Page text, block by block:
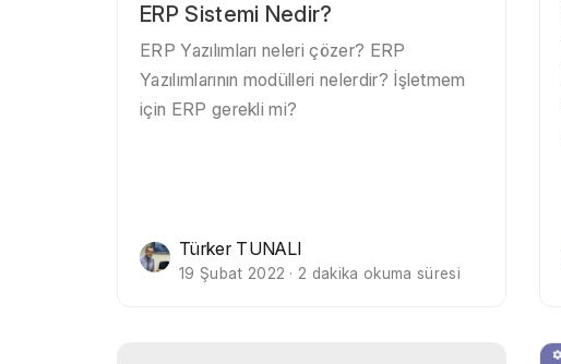
ERP Sistemi Nedir?
ERP Yazılımları neleri çözer? ERP
Yazılımlarının modülleri nelerdir? İşletmem
için ERP gerekli mi?
Türker TUNALI
19 Şubat 2022 · 2 dakika okuma süresi